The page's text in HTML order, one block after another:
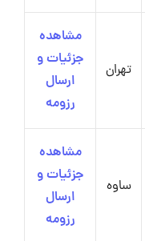
تهران
مشاهده
جزئیات و
ارسال
رزومه
ساوه
مشاهده
جزئیات و
ارسال
رزومه